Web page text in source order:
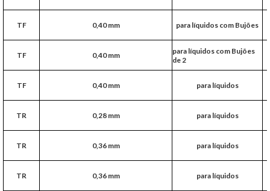
TF 0,40 mm para líquidos com Bujões
TF 0,40 mm
para líquidos com Bujões
de 2
TF 0,40 mm para líquidos
TR 0,28 mm para líquidos
TR 0,36 mm para líquidos
TR 0,36 mm para líquidos